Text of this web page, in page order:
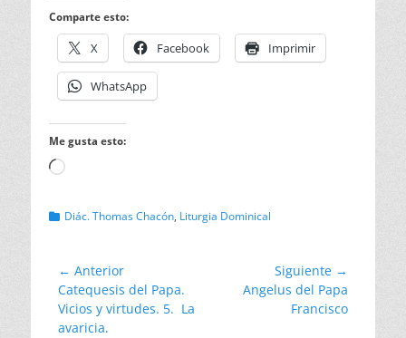
Comparte esto:
X Facebook Imprimir
WhatsApp
Me gusta esto:
Cargando...
Categorias
Diác. Thomas Chacón, Liturgia Dominical
Navegación
de
entradas
← Anterior
Entrada
anterior:
Catequesis del Papa.
Vicios y virtudes. 5. La
avaricia.
Siguiente →
EntradaAngelus del Papa
Francisco